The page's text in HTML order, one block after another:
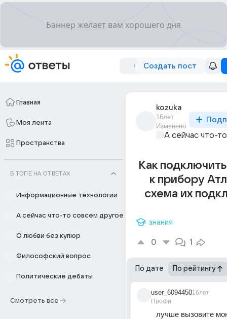
Создать пост
Главная
Моя лента
Пространства
В ТОПЕ НА ОТВЕТАХ
Информационные технологии
А сейчас что-то совсем другое
О любви без купюр
Философский вопрос
Политические дебаты
Смотреть все
kozuka
16лет
Изменено
А сейчас что-
Как
к прибору
схема их
знания
0 1
По дате По рейтингу
user_6094450
Профи
16лет
лучше вызовите